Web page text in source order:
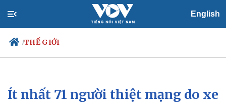
English
/THẾ GIỚI
Chính trị
Xã hội
Ít nhất 71 người thiệt mạng do xe